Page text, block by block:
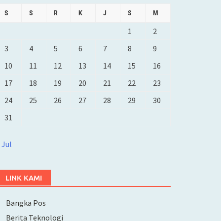
S S R K J S M
1
2
3
4 5 6 7 8
9
10
11 12 13 14 15
16
17
18 19 20 21 22
23
24
25 26 27 28 29
30
31
Jul
LINK KAMI
Bangka Pos
Berita Teknologi